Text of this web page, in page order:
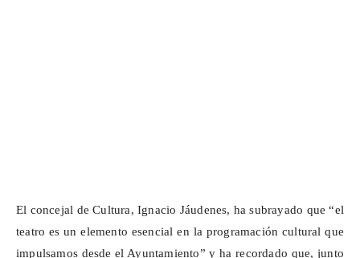
El concejal de Cultura, Ignacio Jáudenes, ha subrayado que “el
teatro es un elemento esencial en la programación cultural que
impulsamos desde el Ayuntamiento” y ha recordado que, junto